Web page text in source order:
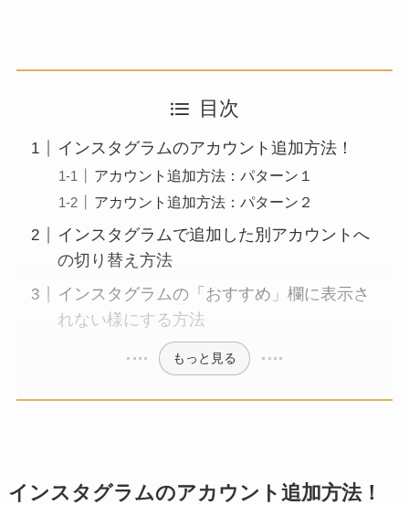
目次
インスタグラムのアカウント追加方法！
アカウント追加方法：パターン１
アカウント追加方法：パターン２
インスタグラムで追加した別アカウントへ
の切り替え方法
インスタグラムの「おすすめ」欄に表示さ
れない様にする方法
もっと見る
インスタグラムのアカウント追加方法！